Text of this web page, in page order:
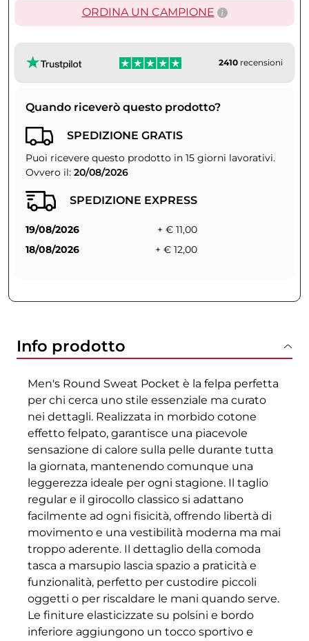
ORDINA UN CAMPIONE
2410 recensioni
Quando riceverò questo prodotto?
SPEDIZIONE GRATIS
Puoi ricevere questo prodotto in 15 giorni lavorativi.
Ovvero il: 20/08/2026
SPEDIZIONE EXPRESS
19/08/2026
+ € 11,00
18/08/2026
+ € 12,00
Info prodotto
Men's Round Sweat Pocket è la felpa perfetta
per chi cerca uno stile essenziale ma curato
nei dettagli. Realizzata in morbido cotone
effetto felpato, garantisce una piacevole
sensazione di calore sulla pelle durante tutta
la giornata, mantenendo comunque una
leggerezza ideale per ogni stagione. Il taglio
regular e il girocollo classico si adattano
facilmente ad ogni fisicità, offrendo libertà di
movimento e una vestibilità moderna ma mai
troppo aderente. Il dettaglio della comoda
tasca a marsupio lascia spazio a praticità e
funzionalità, perfetto per custodire piccoli
oggetti o per riscaldare le mani quando serve.
Le finiture elasticizzate su polsini e bordo
inferiore aggiungono un tocco sportivo e